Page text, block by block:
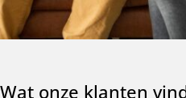
Wat onze klanten